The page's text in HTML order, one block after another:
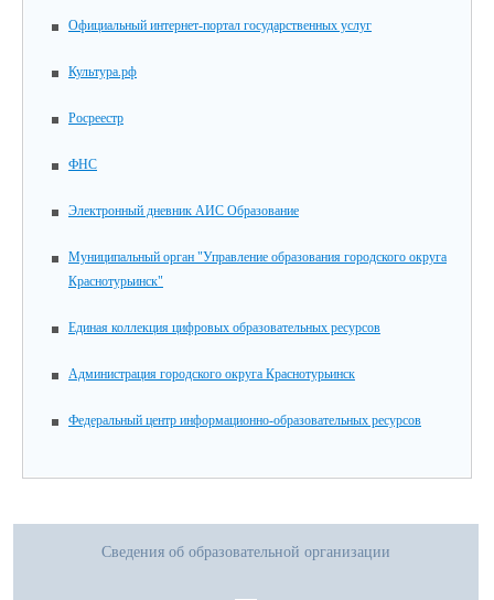
Официальный интернет-портал государственных услуг
Культура.рф
Росреестр
ФНС
Электронный дневник АИС Образование
Муниципальный орган "Управление образования городского округа
Краснотурьинск"
Единая коллекция цифровых образовательных ресурсов
Администрация городского округа Краснотурьинск
Федеральный центр информационно-образовательных ресурсов
Сведения об образовательной организации